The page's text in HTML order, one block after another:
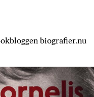
t
t
,
k
biografier.nu